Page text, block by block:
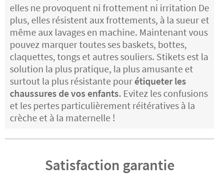
elles ne provoquent ni frottement ni irritation De
plus, elles résistent aux frottements, à la sueur et
même aux lavages en machine. Maintenant vous
pouvez marquer toutes ses baskets, bottes,
claquettes, tongs et autres souliers. Stikets est la
solution la plus pratique, la plus amusante et
surtout la plus résistante pour étiqueter les
chaussures de vos enfants. Evitez les confusions
et les pertes particulièrement réitératives à la
crèche et à la maternelle !
Satisfaction garantie